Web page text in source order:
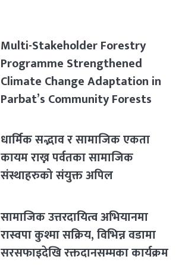
Multi-Stakeholder Forestry
Programme Strengthened
Climate Change Adaptation in
Parbat’s Community Forests
धार्मिक सद्भाव र सामाजिक एकता
कायम राख्न पर्वतका सामाजिक
संस्थाहरुको संयुक्त अपिल
सामाजिक उत्तरदायित्व अभियानमा
रास्वपा कुश्मा सक्रिय, विभिन्न वडामा
सरसफाइदेखि रक्तदानसम्मका कार्यक्रम